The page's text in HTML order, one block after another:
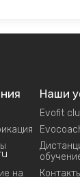
на
Наши
Evofit